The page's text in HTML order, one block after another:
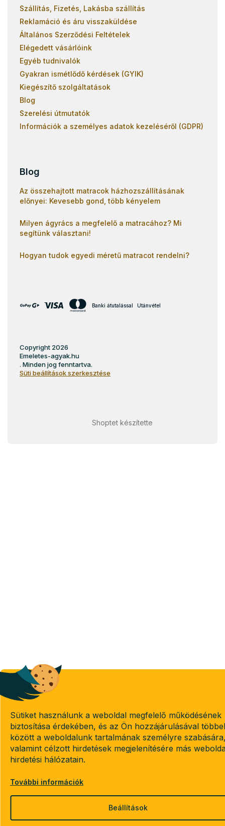
Sütiket használunk a weboldal megfelelő működésének
biztosítása érdekében, és az Ön hozzájárulásával
között a weboldalunk tartalmának személyre
valamint célzott hirdetések megjelenítésére más
hirdetési hálózatain.
További információk
Beállítások
Szállítás, Fizetés, Lakásba szállítás
Reklamáció és áru visszaküldése
Általános Szerződési Feltételek
Elégedett vásárlóink
Egyéb tudnivalók
Gyakran ismétlődő kérdések (GYIK)
Kiegészítő szolgáltatások
Blog
Szerelési útmutatók
Információk a személyes adatok kezeléséről (GDPR)
Blog
Az összehajtott matracok házhozszállításának
előnyei: Kevesebb gond, több kényelem
Milyen ágyrács a megfelelő a matracához? Mi
segítünk választani!
Hogyan tudok egyedi méretű matracot rendelni?
Banki átutalással Utánvétel
Shoptet készítette
Copyright 2026
Emeletes-agyak.hu
. Minden jog fenntartva.
Süti beállítások szerkesztése